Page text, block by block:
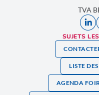
TVA
SUJETS
LISTE
AGENDA